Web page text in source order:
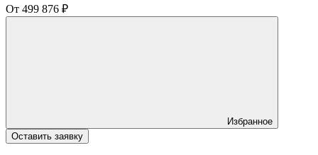
От 499 876 ₽
Избранное
Оставить заявку